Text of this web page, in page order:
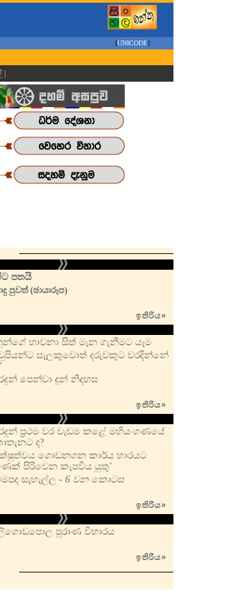
[UNICODE]
|
පතයි
පුවත් (ඡායාරූප)
ඉතිරිය»
භාවනා සිත් මැන ගැනීමට යෑම
සැලකුවොත් දරුවකුට වරදින්නේ
පෙන්වා දුන් නිදහස
ඉතිරිය»
ප්‍රථම වර වැඩම කළේ මහියංගණයේ
ද?
ගොඩනගන කාර්ය භාරයට
පිරිවෙන කැපවිය යුතු’
සැහැල්ල - 6 වන කොටස
ඉතිරිය»
පුරාණ විහාරය
ඉතිරිය»